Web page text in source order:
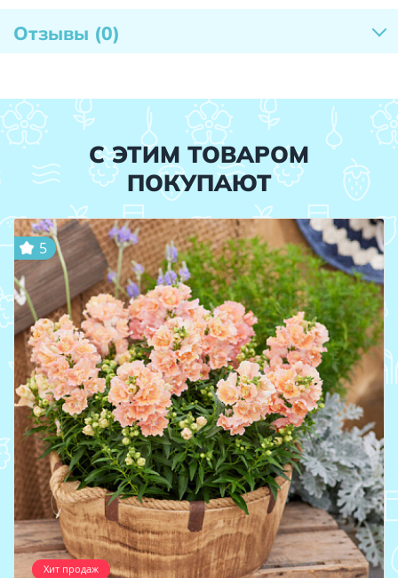
Отзывы (0)
С ЭТИМ ТОВАРОМ
ПОКУПАЮТ
Хит продаж
5